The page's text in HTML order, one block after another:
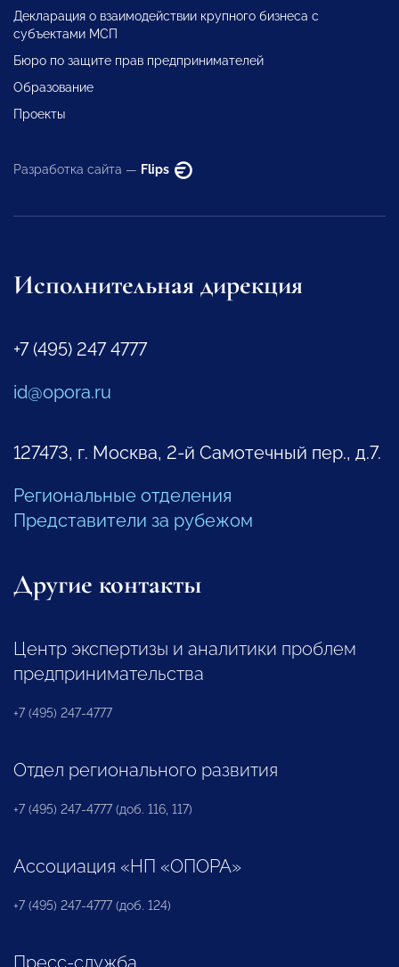
Декларация о взаимодействии крупного бизнеса с
субъектами МСП
Бюро по защите прав предпринимателей
Образование
Проекты
Разработка сайта — Flips
Исполнительная дирекция
+7 (495) 247 4777
id@opora.ru
127473, г. Москва, 2-й Самотечный пер., д.7.
Региональные отделения
Представители за рубежом
Другие контакты
Центр экспертизы и аналитики проблем
предпринимательства
+7 (495) 247-4777
Отдел регионального развития
+7 (495) 247-4777 (доб. 116, 117)
Ассоциация «НП «ОПОРА»
+7 (495) 247-4777 (доб. 124)